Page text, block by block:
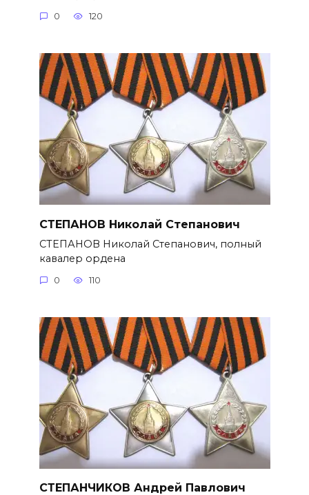
0 120
СТЕПАНОВ Николай Степанович
СТЕПАНОВ Николай Степанович, полный
кавалер ордена
0 110
СТЕПАНЧИКОВ Андрей Павлович